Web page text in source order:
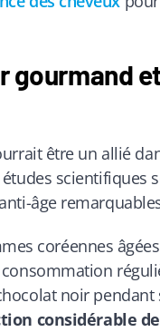
gourmand
être un allié
scientifiques
âge
coréennes
noir pendant
considérable